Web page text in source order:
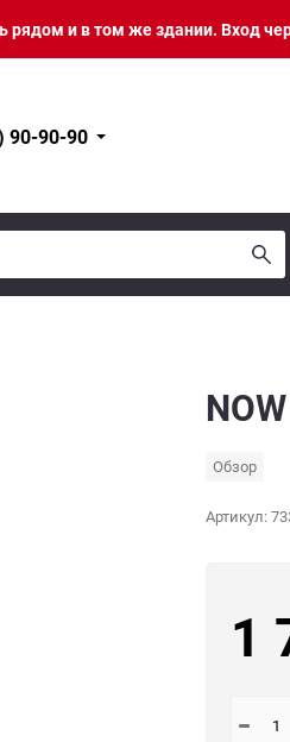
и в том же здании. Вход
90-90-90
NOW
Обзор
Артикул:
1